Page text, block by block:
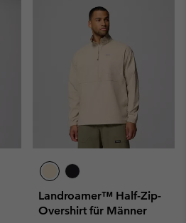
Landroamer™ Half-Zip-
Overshirt für Männer